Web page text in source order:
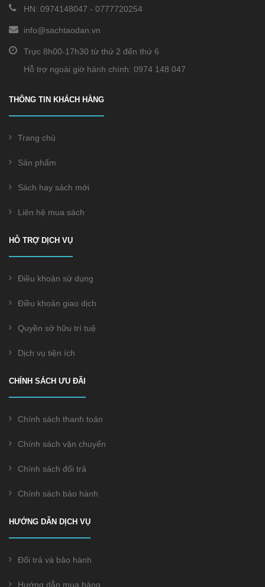
HN: 0974148047 - 0777720254
info@sachtaodan.vn
Trực 8h00-17h30 từ thứ 2 đến thứ 6
Hỗ trợ ngoài giờ hành chính: 0974 148 047
THÔNG TIN KHÁCH HÀNG
Trang chủ
Sản phẩm
Sách hay sách mới
Liên hệ mua sách
HỖ TRỢ DỊCH VỤ
Điều khoản sử dụng
Điều khoản giao dịch
Quyền sở hữu trí tuệ
Dịch vụ tiện ích
CHÍNH SÁCH ƯU ĐÃI
Chính sách thanh toán
Chính sách vận chuyển
Chính sách đổi trả
Chính sách bảo hành
HƯỚNG DẪN DỊCH VỤ
Đổi trả và bảo hành
Hướng dẫn mua hàng